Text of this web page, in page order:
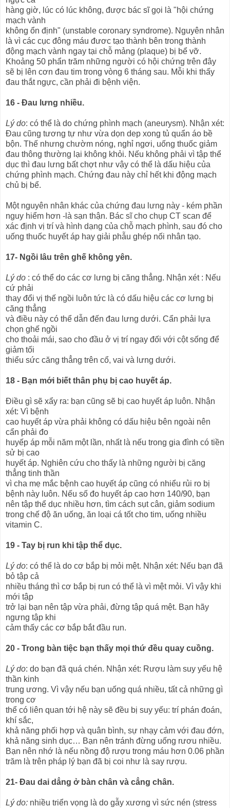
hàng giờ, lúc có lúc không, được bác sĩ gọi là "hội chứng
mạch vành
không ổn định" (unstable coronary syndrome). Nguyên nhân
là vì các cục đông máu đươc tạo thành bên trong thành
động mạch vành ngay tại chỗ mảng (plaque) bị bể vỡ.
Khoảng 50 phẩn trăm những người có hội chứng trên đây
sẽ bị lên cơn đau tim trong vòng 6 tháng sau. Mỗi khi thấy
đau thắt ngực, cần phải đi bệnh viện.
16 - Đau lưng nhiều.
Lý do: có thể là do chứng phình mạch (aneurysm). Nhận xét:
Đau cũng tương tự như vừa dọn dep xong tủ quẩn áo bề
bộn. Thế nhưng chườm nóng, nghỉ ngơi, uống thuốc giảm
đau thông thường lại không khỏi. Nếu không phải vì tập thể
dục thì đau lưng bất chợt như vậy có thể là dấu hiệu của
chứng phình mạch. Chứng đau này chỉ hết khi động mạch
chủ bị bể.
Một nguyên nhân khác của chứng đau lưng này - kém phần
nguy hiểm hơn -là sạn thận. Bác sĩ cho chụp CT scan để
xác định vị trí và hình dạng của chỗ mạch phình, sau đó cho
uống thuốc huyết áp hay giải phẫu ghép nối nhân tạo.
17- Ngồi lâu trên ghế không yên.
Lý do : có thể do các cơ lưng bị căng thẳng. Nhận xét : Nếu
cứ phải
thay đổi vị thế ngồi luôn tức là có dấu hiệu các cơ lưng bị
căng thẳng
và điều này có thể dẫn đến đau lưng dưới. Cẩn phải lựa
chọn ghế ngồi
cho thoải mái, sao cho đầu ở vị trí ngay đối với cột sống để
giảm tối
thiểu sức căng thẳng trên cổ, vai và lưng dưới.
18 - Bạn mới biết thân phụ bị cao huyết áp.
Điều gì sẽ xẩy ra: bạn cũng sẽ bị cao huyết áp luôn. Nhận
xét: Vì bệnh
cao huyết áp vừa phải không có dấu hiệu bên ngoài nên
cẩn phải đo
huyếp áp mỗi năm một lần, nhất là nếu trong gia đình có tiền
sử bị cao
huyết áp. Nghiên cứu cho thấy là những người bị căng
thẳng tinh thần
vì cha mẹ mắc bệnh cao huyết áp cũng có nhiểu rủi ro bị
bệnh này luôn. Nếu số đo huyết áp cao hơn 140/90, bạn
nên tập thể dục nhiều hơn, tìm cách sụt cân, giảm sodium
trong chế độ ăn uống, ăn loại cá tốt cho tim, uống nhiều
vitamin C.
19 - Tay bị run khi tập thể dục.
Lý do: có thể là do cơ bắp bị mỏi mệt. Nhận xét: Nếu bạn đã
bỏ tập cả
nhiều tháng thì cơ bắp bị run có thể là vì mệt mỏi. Vì vậy khi
mới tập
trở lại bạn nên tập vừa phải, đừng tập quá mệt. Bạn hãy
ngưng tập khi
cảm thấy các cơ bắp bắt đầu run.
20 - Trong bàn tiệc bạn thấy mọi thứ đều quay cuồng.
Lý do: do bạn đã quá chén. Nhận xét: Rượu làm suy yếu hệ
thần kinh
trung ương. Vì vậy nếu bạn uống quá nhiều, tất cả những gì
trong cơ
thể có liên quan tới hệ này sẽ đều bị suy yếu: trí phán đoán,
khí sắc,
khả năng phối hợp và quân bình, sự nhạy cảm với đau đớn,
khả năng sinh dục… Bạn nên tránh đừng uống rươu nhiều.
Bạn nên nhớ là nếu nồng độ rượu trong máu hơn 0.06 phần
trăm là trên pháp lý bạn đã bị coi như là say rượu.
21- Đau dai dẳng ở bàn chân và cẳng chân.
Lý do: nhiều triển vọng là do gẫy xương vì sức nén (stress